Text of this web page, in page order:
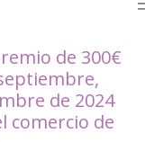
de 300€
de 2024
comercio de